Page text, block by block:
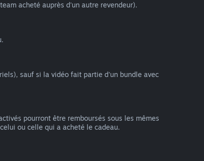
acheté auprès d'un autre revendeur).
sauf si la vidéo fait partie d'un bundle avec
pourront être remboursés sous les mêmes
ou celle qui a acheté le cadeau.